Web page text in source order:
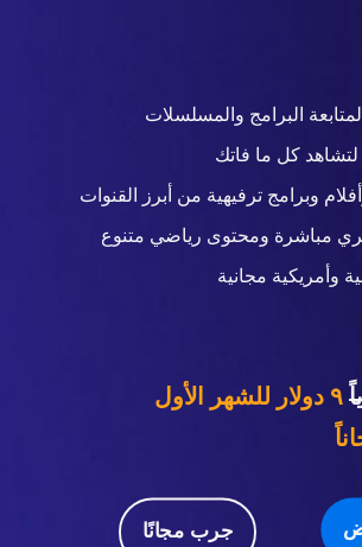
البرامج والمسلسلات
وبرامج ترفيهية من أبرز القنوات
مباشرة ومحتوى رياضي متنوع
جرب مجانًا